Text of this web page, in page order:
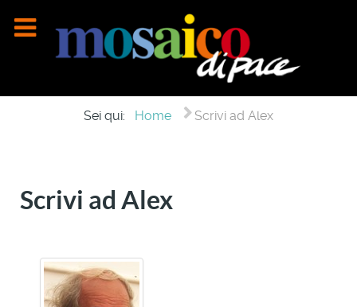
Sei qui: Home Scrivi ad Alex
Scrivi ad Alex